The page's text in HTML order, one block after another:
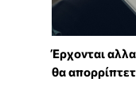
Έρχονται
θα